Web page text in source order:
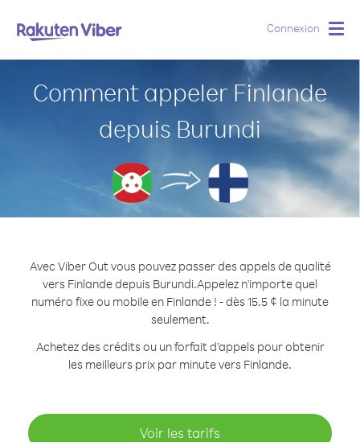
Connexion
Comment appeler Finlande
depuis Burundi
Avec Viber Out vous pouvez passer des appels de qualité
vers Finlande depuis Burundi.Appelez n'importe quel
numéro fixe ou mobile en Finlande ! - dès 15.5 ¢ la minute
seulement.
Achetez des crédits ou un forfait d’appels pour obtenir
les meilleurs prix par minute vers Finlande.
Voir les tarifs